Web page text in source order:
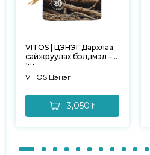
VITOS | ЦЭНЭГ Дархлаа
сайжруулах бэлдмэл –
1ш
VITOS Цэнэг
3,050₮